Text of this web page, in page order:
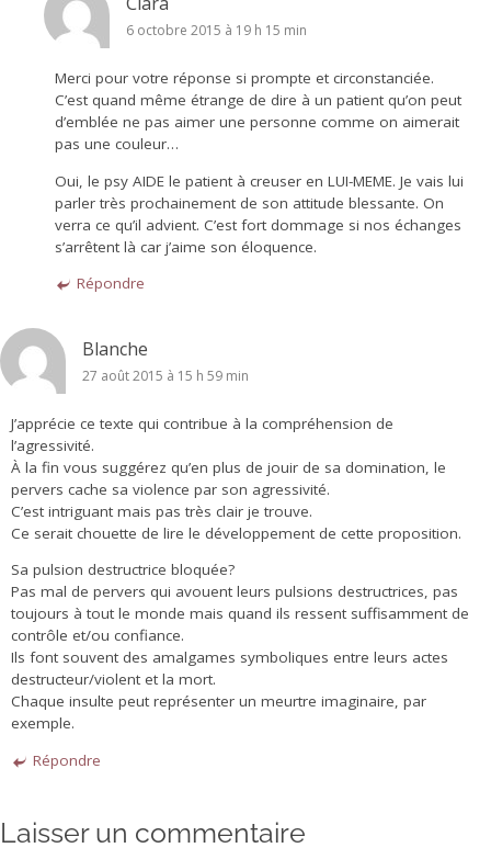
6 octobre 2015 à 19 h 15 min
Merci pour votre réponse si prompte et circonstanciée.
C’est quand même étrange de dire à un patient qu’on peut
d’emblée ne pas aimer une personne comme on aimerait
pas une couleur…
Oui, le psy AIDE le patient à creuser en LUI-MEME. Je vais lui
parler très prochainement de son attitude blessante. On
verra ce qu’il advient. C’est fort dommage si nos échanges
s’arrêtent là car j’aime son éloquence.
Répondre
Blanche
27 août 2015 à 15 h 59 min
J’apprécie ce texte qui contribue à la compréhension de
l’agressivité.
À la fin vous suggérez qu’en plus de jouir de sa domination, le
pervers cache sa violence par son agressivité.
C’est intriguant mais pas très clair je trouve.
Ce serait chouette de lire le développement de cette proposition.
Sa pulsion destructrice bloquée?
Pas mal de pervers qui avouent leurs pulsions destructrices, pas
toujours à tout le monde mais quand ils ressent suffisamment de
contrôle et/ou confiance.
Ils font souvent des amalgames symboliques entre leurs actes
destructeur/violent et la mort.
Chaque insulte peut représenter un meurtre imaginaire, par
exemple.
Répondre
Laisser un commentaire